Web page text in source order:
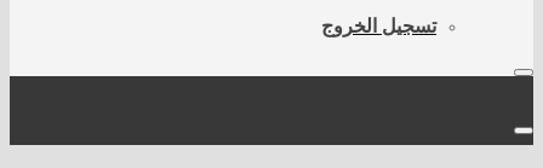
تسجيل الخروج